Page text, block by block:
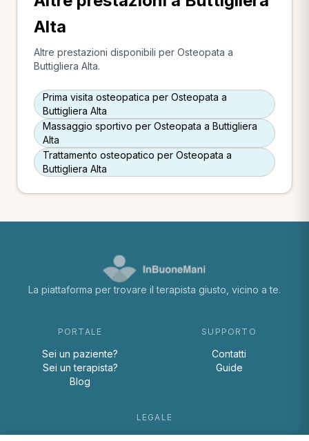
Alta
Altre prestazioni disponibili per Osteopata a
Buttigliera Alta.
Prima visita osteopatica per Osteopata a
Buttigliera Alta
Massaggio sportivo per Osteopata a Buttigliera
Alta
Trattamento osteopatico per Osteopata a
Buttigliera Alta
La piattaforma per trovare il terapista giusto, vicino a te.
PORTALE
Sei un paziente?
Sei un terapista?
Blog
SUPPORTO
Contatti
Guide
LEGALE